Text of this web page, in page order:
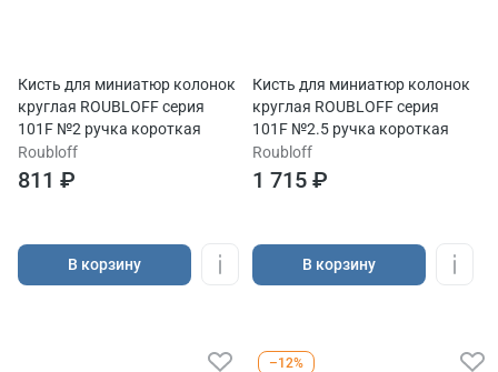
Кисть для миниатюр колонок
круглая ROUBLOFF серия
101F №2 ручка короткая
Roubloff
811 ₽
В корзину
Кисть для миниатюр колонок
круглая ROUBLOFF серия
101F №2.5 ручка короткая
Roubloff
1 715 ₽
В корзину
–12%